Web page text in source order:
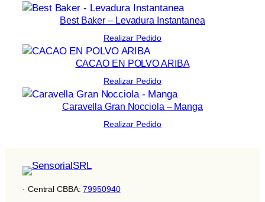
Best Baker – Levadura Instantanea
Realizar Pedido
CACAO EN POLVO ARIBA
Realizar Pedido
Caravella Gran Nocciola – Manga
Realizar Pedido
· Central CBBA:79950940